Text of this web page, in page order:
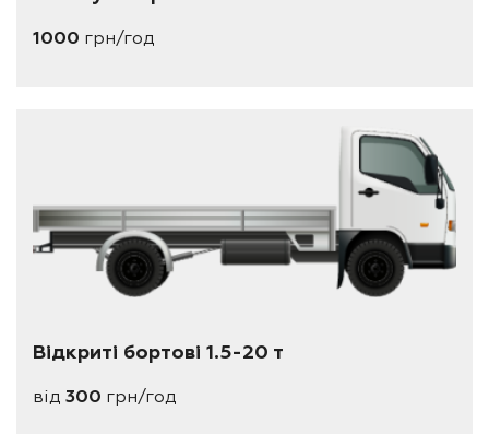
1000 грн/год
Відкриті бортові 1.5-20 т
від 300 грн/год